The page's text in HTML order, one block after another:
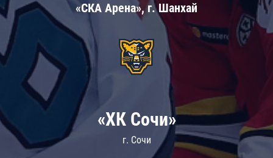
«СКА Арена», г. Шанхай
«ХК Сочи»
г. Сочи